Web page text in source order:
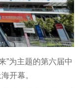
”为主题的第六届中
开幕。